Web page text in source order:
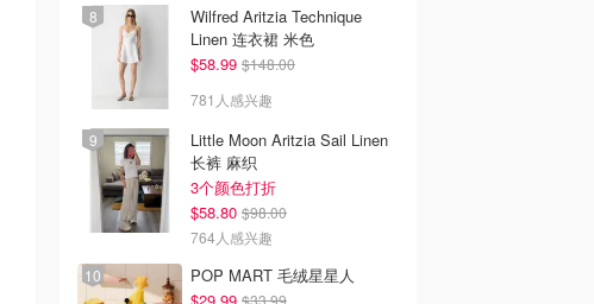
Wilfred Aritzia Technique
Linen 连衣裙 米色
$58.99 $148.00
781人感兴趣
Little Moon Aritzia Sail Linen
长裤 麻织
3个颜色打折
$58.80 $98.00
764人感兴趣
POP MART 毛绒星星人
$33.99